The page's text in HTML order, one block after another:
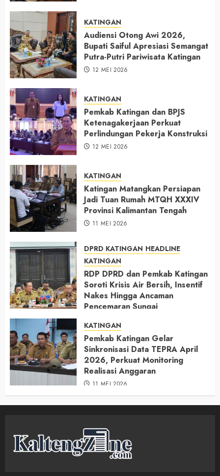
KATINGAN
Audiensi Otong Awi 2026,
Bupati Saiful Apresiasi Semangat
Putra-Putri Pariwisata Katingan
12 MEI 2026
KATINGAN
Pemkab Katingan dan BPJS
Ketenagakerjaan Perkuat
Perlindungan Pekerja Konstruksi
12 MEI 2026
KATINGAN
Katingan Matangkan Persiapan
Jadi Tuan Rumah MTQH XXXIV
Provinsi Kalimantan Tengah
11 MEI 2026
DPRD KATINGAN HEADLINE
KATINGAN
RDP DPRD dan Pemkab Katingan
Soroti Krisis Air Bersih, Insentif
Nakes Hingga Ancaman
Pencemaran Sungai
KATINGAN
Pemkab Katingan Gelar
Sinkronisasi Data TEPRA April
2026, Perkuat Monitoring
Realisasi Anggaran
11 MEI 2026